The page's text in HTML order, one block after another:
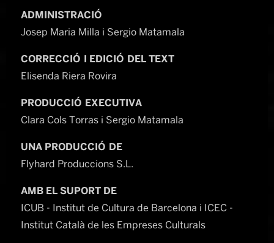
ADMINISTRACIÓ
Josep Maria Milla i Sergio Matamala
CORRECCIÓ I EDICIÓ DEL TEXT
Elisenda Riera Rovira
PRODUCCIÓ EXECUTIVA
Clara Cols Torras i Sergio Matamala
UNA PRODUCCIÓ DE
Flyhard Produccions S.L.
AMB EL SUPORT DE
ICUB - Institut de Cultura de Barcelona i ICEC -
Institut Català de les Empreses Culturals